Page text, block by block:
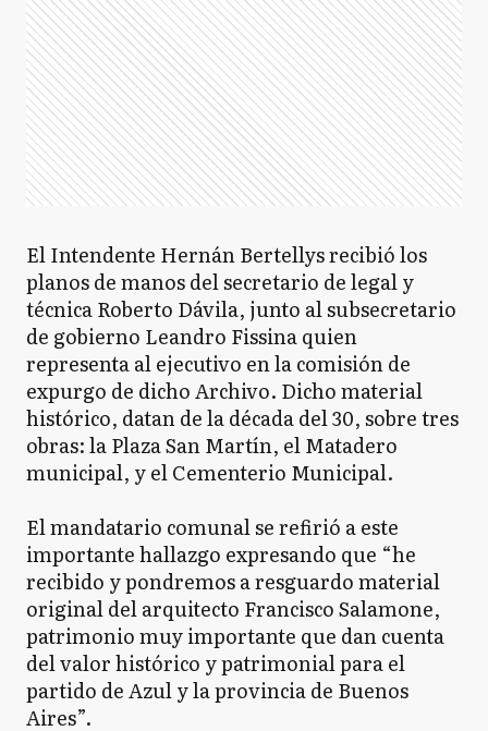
El Intendente Hernán Bertellys recibió los
planos de manos del secretario de legal y
técnica Roberto Dávila, junto al subsecretario
de gobierno Leandro Fissina quien
representa al ejecutivo en la comisión de
expurgo de dicho Archivo. Dicho material
histórico, datan de la década del 30, sobre tres
obras: la Plaza San Martín, el Matadero
municipal, y el Cementerio Municipal.
El mandatario comunal se refirió a este
importante hallazgo expresando que “he
recibido y pondremos a resguardo material
original del arquitecto Francisco Salamone,
patrimonio muy importante que dan cuenta
del valor histórico y patrimonial para el
partido de Azul y la provincia de Buenos
Aires”.